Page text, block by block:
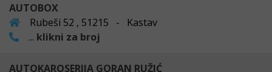
AUTOBOX
Rubeši 52 , 51215 - Kastav
... klikni za broj
AUTOKAROSERIJA GORAN RUŽIĆ